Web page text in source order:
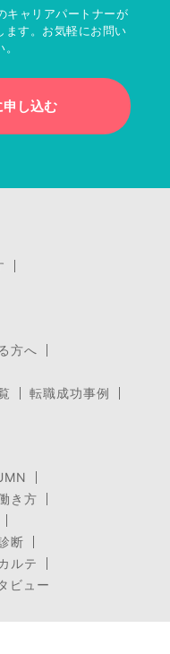
キャリアパートナーが
ます。お気軽にお問い
し込む
方へ
転職成功事例
き方
断
ルテ
ビュー